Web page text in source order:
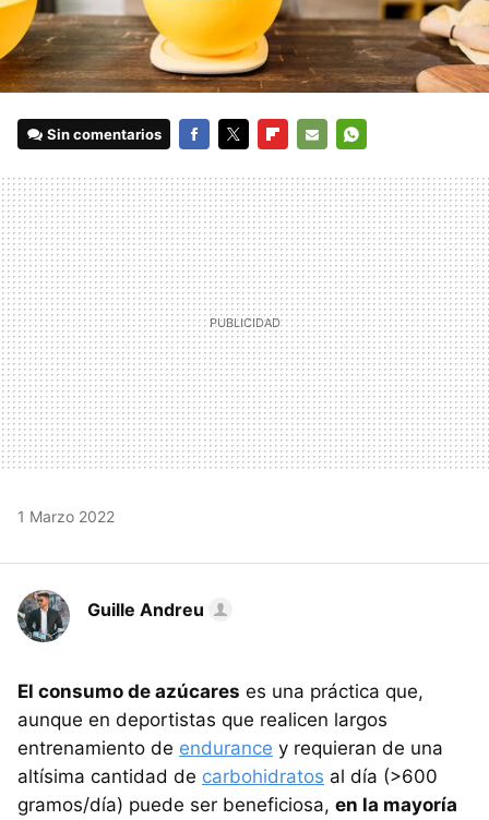
Sin comentarios
MAIL
1 Marzo 2022
Guille Andreu
El consumo de azúcares es una práctica que,
aunque en deportistas que realicen largos
entrenamiento de endurance y requieran de una
altísima cantidad de carbohidratos al día (>600
gramos/día) puede ser beneficiosa, en la mayoría